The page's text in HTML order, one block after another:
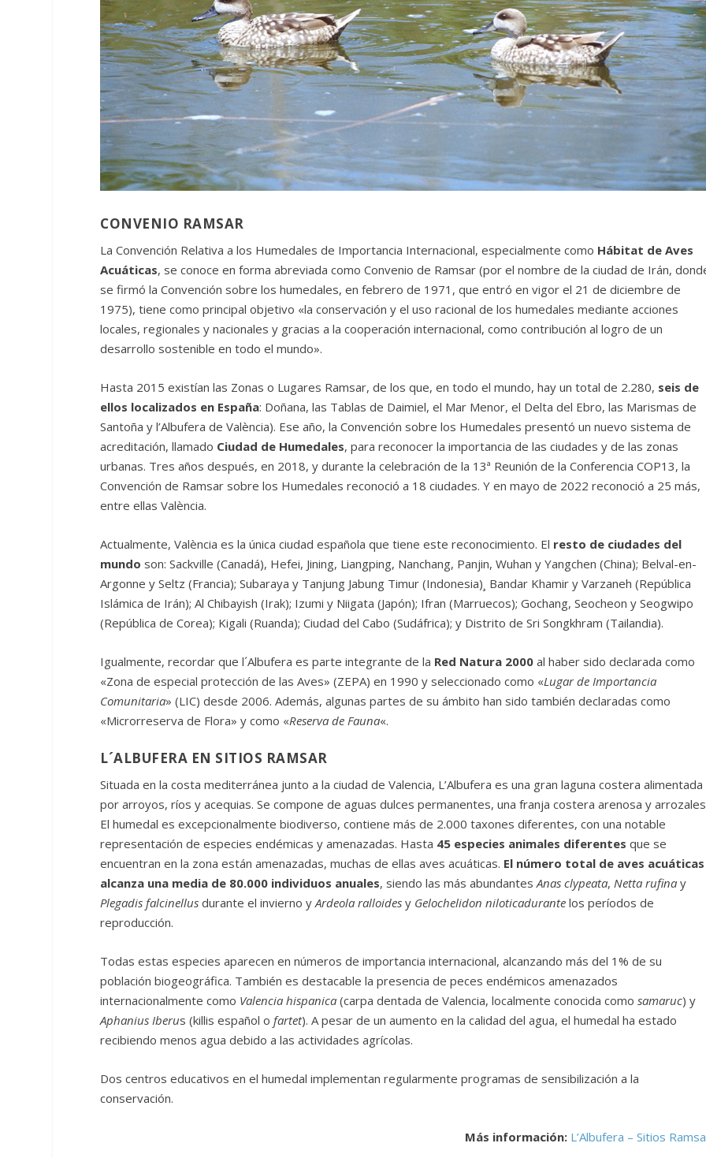
CONVENIO RAMSAR
La Convención Relativa a los Humedales de Importancia Internacional, especialmente como Hábitat de Aves
Acuáticas, se conoce en forma abreviada como Convenio de Ramsar (por el nombre de la ciudad de Irán,
se firmó la Convención sobre los humedales, en febrero de 1971, que entró en vigor el 21 de diciembre de
1975), tiene como principal objetivo «la conservación y el uso racional de los humedales mediante acciones
locales, regionales y nacionales y gracias a la cooperación internacional, como contribución al logro de un
desarrollo sostenible en todo el mundo».
Hasta 2015 existían las Zonas o Lugares Ramsar, de los que, en todo el mundo, hay un total de 2.280, seis de
ellos localizados en España: Doñana, las Tablas de Daimiel, el Mar Menor, el Delta del Ebro, las Marismas de
Santoña y l’Albufera de València). Ese año, la Convención sobre los Humedales presentó un nuevo sistema de
acreditación, llamado Ciudad de Humedales, para reconocer la importancia de las ciudades y de las zonas
urbanas. Tres años después, en 2018, y durante la celebración de la 13ª Reunión de la Conferencia COP13, la
Convención de Ramsar sobre los Humedales reconoció a 18 ciudades. Y en mayo de 2022 reconoció a 25 más,
entre ellas València.
Actualmente, València es la única ciudad española que tiene este reconocimiento. El resto de ciudades del
mundo son: Sackville (Canadá), Hefei, Jining, Liangping, Nanchang, Panjin, Wuhan y Yangchen (China); Belval-en-
Argonne y Seltz (Francia); Subaraya y Tanjung Jabung Timur (Indonesia)¸ Bandar Khamir y Varzaneh (República
Islámica de Irán); Al Chibayish (Irak); Izumi y Niigata (Japón); Ifran (Marruecos); Gochang, Seocheon y Seogwipo
(República de Corea); Kigali (Ruanda); Ciudad del Cabo (Sudáfrica); y Distrito de Sri Songkhram (Tailandia).
Igualmente, recordar que l´Albufera es parte integrante de la Red Natura 2000 al haber sido declarada como
«Zona de especial protección de las Aves» (ZEPA) en 1990 y seleccionado como «Lugar de Importancia
Comunitaria» (LIC) desde 2006. Además, algunas partes de su ámbito han sido también declaradas como
«Microrreserva de Flora» y como «Reserva de Fauna«.
L´ALBUFERA EN SITIOS RAMSAR
Situada en la costa mediterránea junto a la ciudad de Valencia, L’Albufera es una gran laguna costera alimentada
por arroyos, ríos y acequias. Se compone de aguas dulces permanentes, una franja costera arenosa y
El humedal es excepcionalmente biodiverso, contiene más de 2.000 taxones diferentes, con una notable
representación de especies endémicas y amenazadas. Hasta 45 especies animales diferentes que se
encuentran en la zona están amenazadas, muchas de ellas aves acuáticas. El número total de aves acuáticas
alcanza una media de 80.000 individuos anuales, siendo las más abundantesAnas clypeata,Netta rufina y
Plegadis falcinellus durante el invierno yArdeola ralloides y Gelochelidon niloticadurante los períodos de
reproducción.
Todas estas especies aparecen en números de importancia internacional, alcanzando más del 1% de su
población biogeográfica. También es destacable la presencia de peces endémicos amenazados
internacionalmente como Valencia hispanica (carpa dentada de Valencia, localmente conocida comosamaruc) y
Aphanius Iberus (killis español ofartet). A pesar de un aumento en la calidad del agua, el humedal ha estado
recibiendo menos agua debido a las actividades agrícolas.
Dos centros educativos en el humedal implementan regularmente programas de sensibilización a la
conservación.
Más información: L’Albufera – Sitios